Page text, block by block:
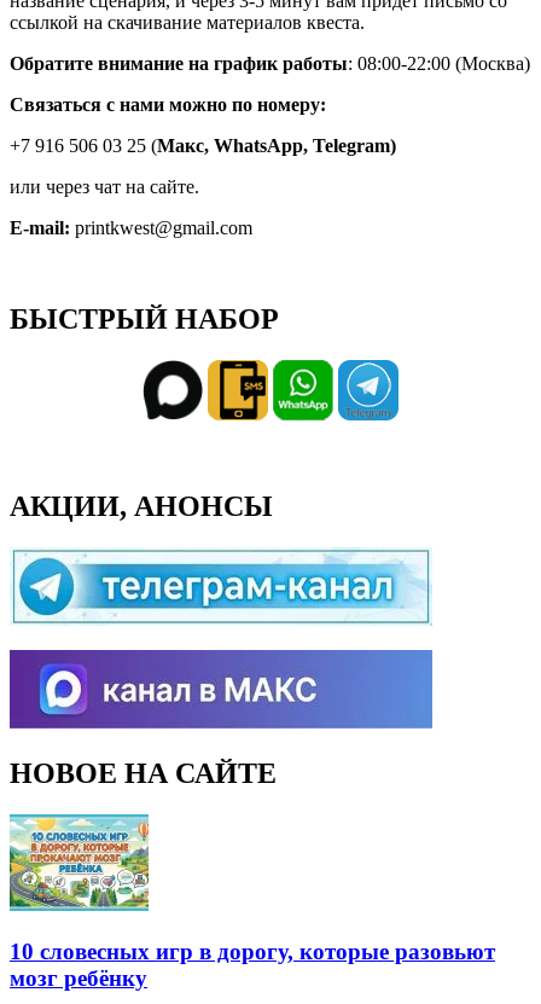
ссылкой на скачивание материалов квеста.
Обратите внимание на график работы: 08:00-22:00 (Москва)
Связаться с нами можно по номеру:
+7 916 506 03 25 (Макс, WhatsApp, Telegram)
или через чат на сайте.
E-mail: printkwest@gmail.com
БЫСТРЫЙ НАБОР
АКЦИИ, АНОНСЫ
НОВОЕ НА САЙТЕ
10 словесных игр в дорогу, которые разовьют
мозг ребёнку